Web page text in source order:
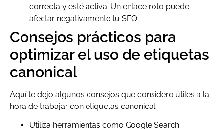
correcta y esté activa. Un enlace roto puede
afectar negativamente tu SEO.
Consejos prácticos para
optimizar el uso de etiquetas
canonical
Aquí te dejo algunos consejos que considero útiles a la
hora de trabajar con etiquetas canonical:
Utiliza herramientas como Google Search